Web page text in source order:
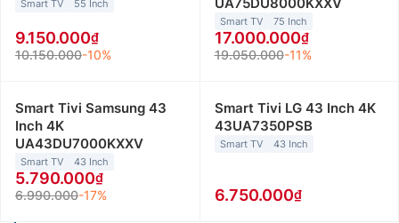
Smart TV 55 Inch
9.150.000
10.150.000-10%
Smart TV 75 Inch
17.000.000
19.050.000-11%
Smart Tivi Samsung 43
Inch 4K
UA43DU7000KXXV
Smart TV 43 Inch
5.790.000
6.990.000-17%
Smart Tivi LG 43 Inch 4K
43UA7350PSB
Smart TV 43 Inch
6.750.000